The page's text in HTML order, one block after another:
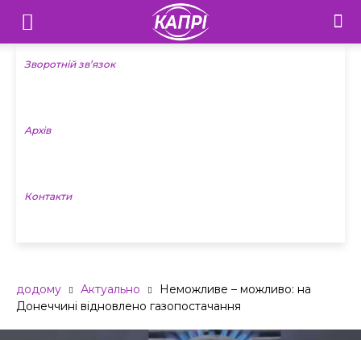
Телебачення
«Капрі»
Новини
Зворотній зв’язок
Архів
Контакти
додому Актуально
Неможливе – можливо: на
Донеччині відновлено газопостачання